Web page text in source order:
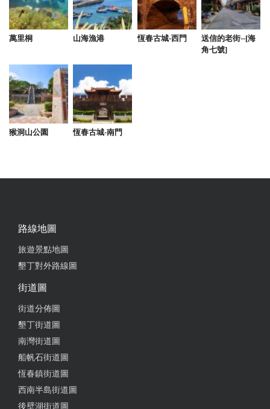
萬里桐 山海漁港 恆春古城-西門
送信的老街--[海
角七號]
猴洞山公園 恆春古城-南門
路線地圖
旅遊景點地圖
墾丁對外路線圖
街道圖
街道分佈圖
墾丁街道圖
南灣街道圖
船帆石街道圖
恆春鎮街道圖
西南半島街道圖
後壁湖街道圖